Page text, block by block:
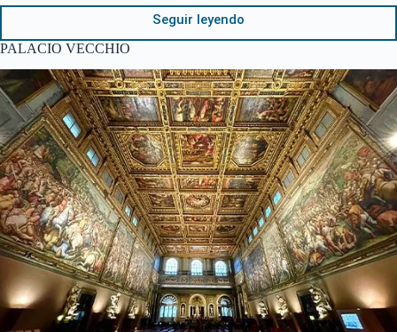
Seguir leyendo
PALACIO VECCHIO